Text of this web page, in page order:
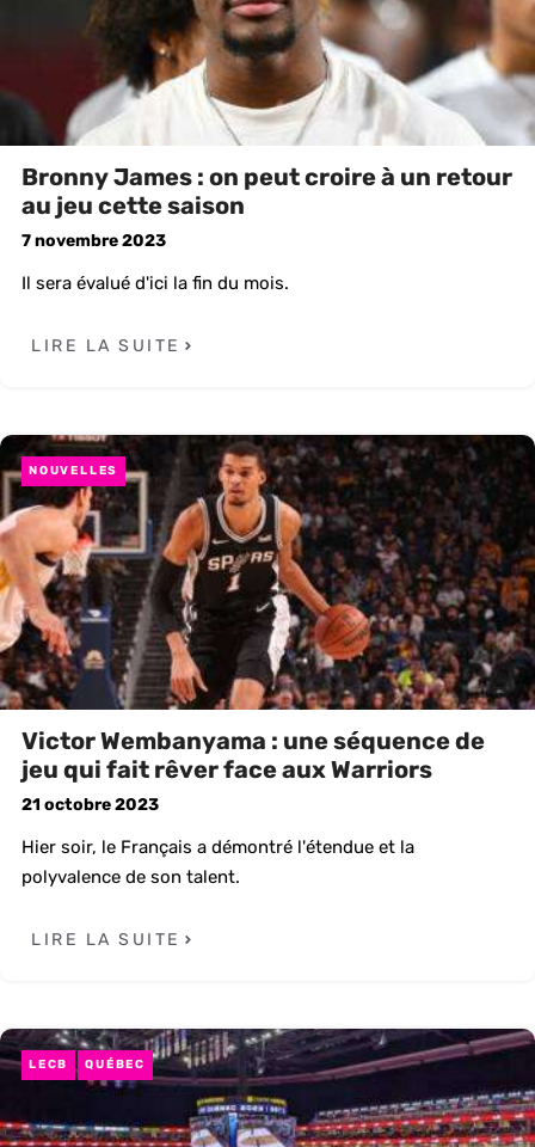
Bronny James : on peut croire à un retour
au jeu cette saison
7 novembre 2023
Il sera évalué d'ici la fin du mois.
LIRE LA SUITE
NOUVELLES
Victor Wembanyama : une séquence de
jeu qui fait rêver face aux Warriors
21 octobre 2023
Hier soir, le Français a démontré l'étendue et la
polyvalence de son talent.
LIRE LA SUITE
LECB QUÉBEC